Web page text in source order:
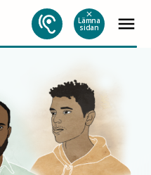
close
Lämna
sidan menu